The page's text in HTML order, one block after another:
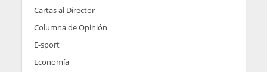
Cartas al Director
Columna de Opinión
E-sport
Economía